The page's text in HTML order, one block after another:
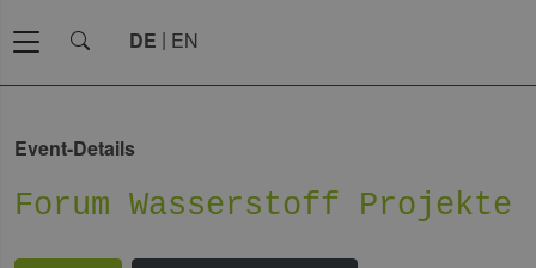
DE EN
Event-Details
Forum Wasserstoff Projekte